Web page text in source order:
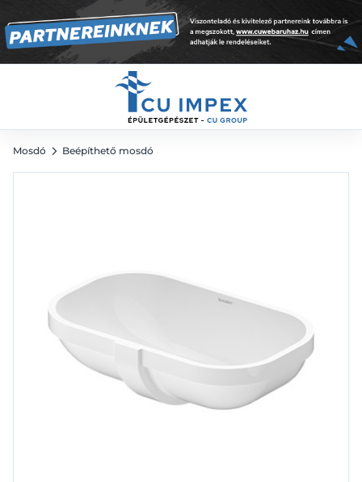
Mosdó Beépíthető mosdó
33 710 Ft